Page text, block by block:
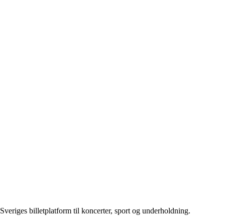
Sveriges billetplatform til koncerter, sport og underholdning.